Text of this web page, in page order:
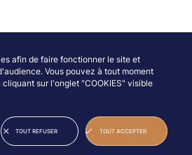
afin de faire fonctionner le site et
Vous pouvez à tout moment
sur l'onglet "COOKIES" visible
TOUT REFUSER TOUT ACCEPTER